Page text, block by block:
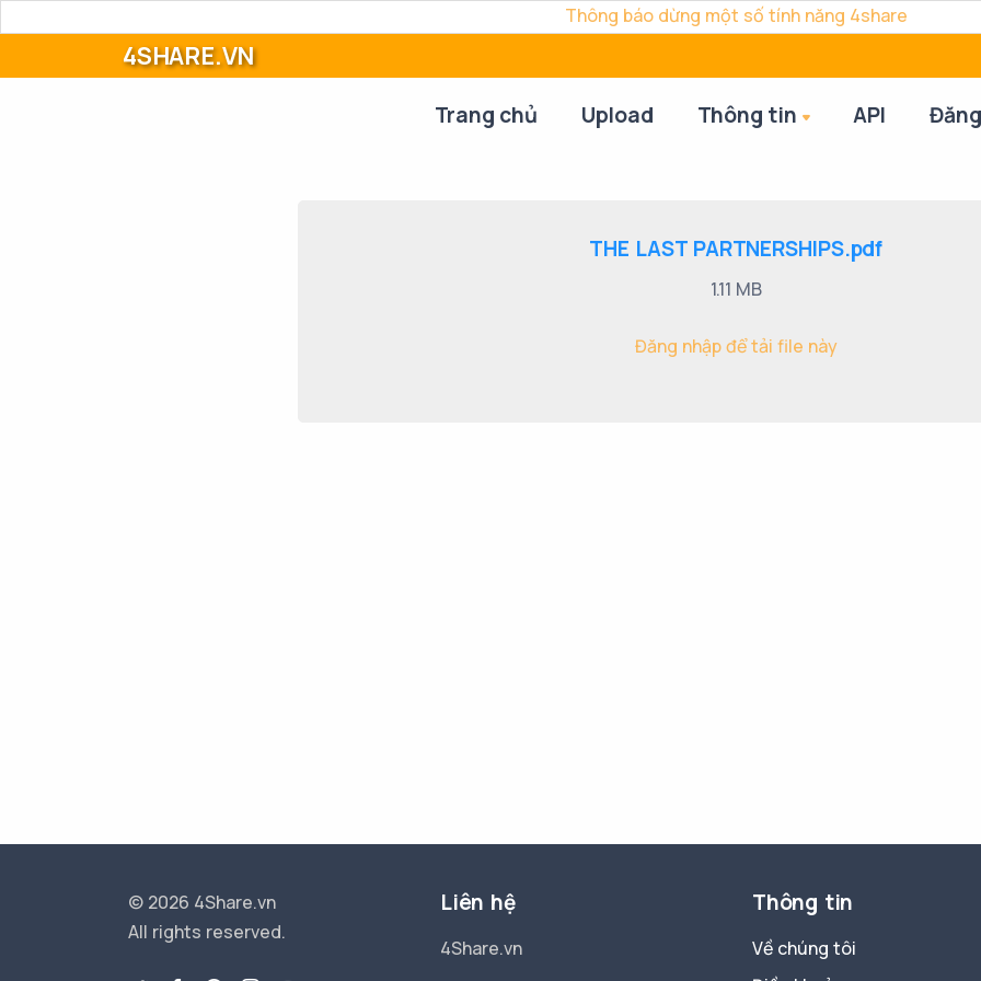
Thông báo dừng một số tính năng 4share
4SHARE.VN
Trang chủ Upload Thông tin API
THE LAST PARTNERSHIPS.pdf
1.11 MB
Đăng nhập để tải file này
© 2026 4Share.vn
All rights reserved.
Liên hệ
4Share.vn
Thông tin
Về chúng tôi